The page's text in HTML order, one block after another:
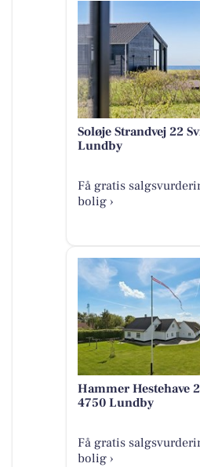
Soløje Strandvej 22
Lundby
Få gratis
bolig ›
Hammer Hestehave
4750 Lundby
Få gratis
bolig ›